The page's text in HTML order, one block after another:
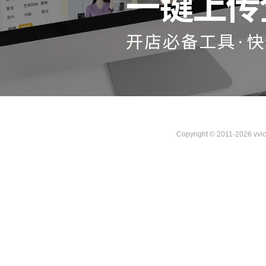
Copyright © 2011-2026